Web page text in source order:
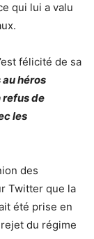
qui lui a valu
félicité de sa
héros
de
les
des
Twitter que la
été prise en
du régime